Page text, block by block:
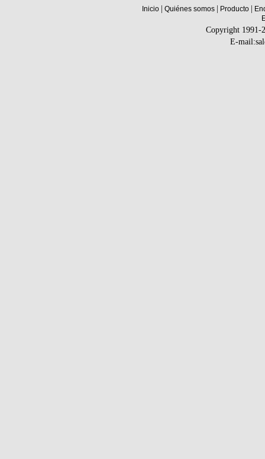
Inicio|Quiénes somos|Producto|
Copyright 1991-
E-